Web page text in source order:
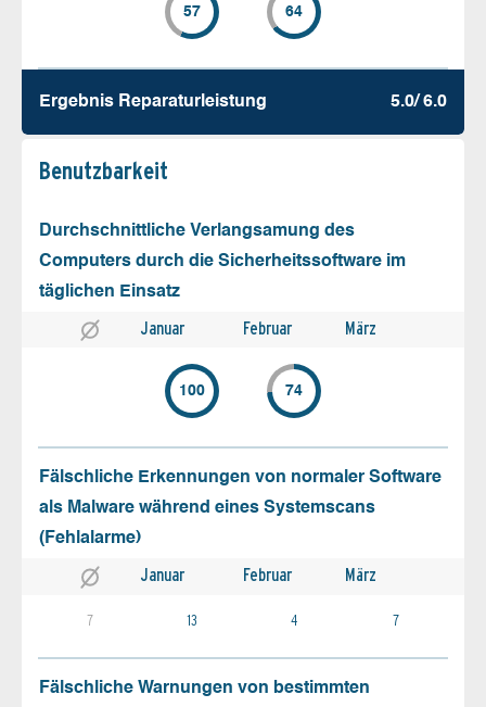
57 64
Ergebnis Reparatur­leistung 5.0/ 6.0
Benutz­barkeit
Durchschnittliche Verlangsamung des
Computers durch die Sicherheitssoftware im
täglichen Einsatz
Januar Februar März
100 74
Fälschliche Erkennungen von normaler Software
als Malware während eines Systemscans
(Fehlalarme)
Januar Februar März
7 13 4 7
Fälschliche Warnungen von bestimmten